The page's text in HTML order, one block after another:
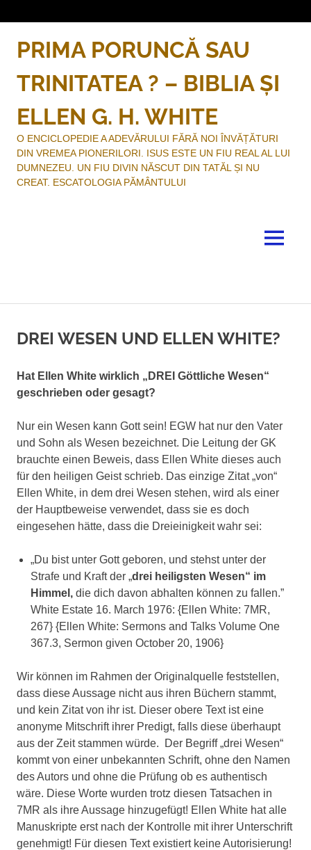
la
conținutPRIMA PORUNCĂ SAU
TRINITATEA ? – BIBLIA ȘI
ELLEN G. H. WHITE
O ENCICLOPEDIE A ADEVĂRULUI FĂRĂ NOI ÎNVĂȚĂTURI
DIN VREMEA PIONERILORI. ISUS ESTE UN FIU REAL AL LUI
DUMNEZEU. UN FIU DIVIN NĂSCUT DIN TATĂL ȘI NU
CREAT. ESCATOLOGIA PĂMÂNTULUI
MENU
DREI WESEN UND ELLEN WHITE?
Hat Ellen White wirklich „DREI Göttliche Wesen“
geschrieben oder gesagt?
Nur ein Wesen kann Gott sein! EGW hat nur den Vater
und Sohn als Wesen bezeichnet. Die Leitung der GK
brauchte einen Beweis, dass Ellen White dieses auch
für den heiligen Geist schrieb. Das einzige Zitat „von“
Ellen White, in dem drei Wesen stehen, wird als einer
der Hauptbeweise verwendet, dass sie es doch
eingesehen hätte, dass die Dreieinigkeit wahr sei:
„Du bist unter Gott geboren, und stehst unter der
Strafe und Kraft der „drei heiligsten Wesen“ im
Himmel, die dich davon abhalten können zu fallen.”
White Estate 16. March 1976: {Ellen White: 7MR,
267} {Ellen White: Sermons and Talks Volume One
367.3, Sermon given October 20, 1906}
Wir können im Rahmen der Originalquelle feststellen,
dass diese Aussage nicht aus ihren Büchern stammt,
und kein Zitat von ihr ist. Dieser obere Text ist eine
anonyme Mitschrift ihrer Predigt, falls diese überhaupt
aus der Zeit stammen würde. Der Begriff „drei Wesen“
kommt von einer unbekannten Schrift, ohne den Namen
des Autors und ohne die Prüfung ob es authentisch
wäre. Diese Worte wurden trotz diesen Tatsachen in
7MR als ihre Aussage hinzugefügt! Ellen White hat alle
Manuskripte erst nach der Kontrolle mit ihrer Unterschrift
genehmigt! Für diesen Text existiert keine Autorisierung!